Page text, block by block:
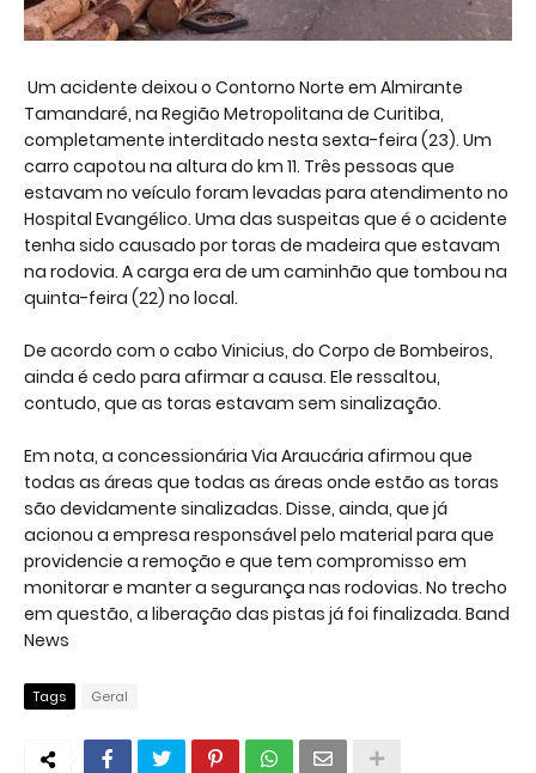
Um acidente deixou o Contorno Norte em Almirante
Tamandaré, na Região Metropolitana de Curitiba,
completamente interditado nesta sexta-feira (23). Um
carro capotou na altura do km 11. Três pessoas que
estavam no veículo foram levadas para atendimento no
Hospital Evangélico. Uma das suspeitas que é o acidente
tenha sido causado por toras de madeira que estavam
na rodovia. A carga era de um caminhão que tombou na
quinta-feira (22) no local.
De acordo com o cabo Vinicius, do Corpo de Bombeiros,
ainda é cedo para afirmar a causa. Ele ressaltou,
contudo, que as toras estavam sem sinalização.
Em nota, a concessionária Via Araucária afirmou que
todas as áreas que todas as áreas onde estão as toras
são devidamente sinalizadas. Disse, ainda, que já
acionou a empresa responsável pelo material para que
providencie a remoção e que tem compromisso em
monitorar e manter a segurança nas rodovias. No trecho
em questão, a liberação das pistas já foi finalizada. Band
News
Tags Geral